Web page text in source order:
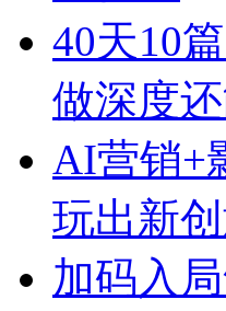
40天10
做深度
AI营销+
玩出新创
加码入